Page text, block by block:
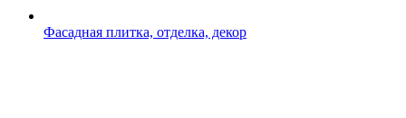
Фасадная плитка, отделка, декор